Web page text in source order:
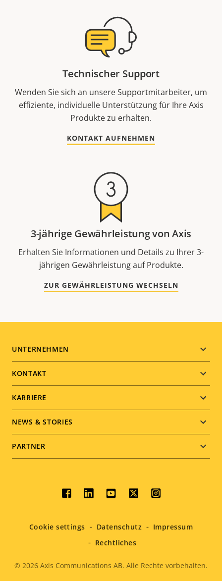
Technischer Support
Wenden Sie sich an unsere Supportmitarbeiter, um
effiziente, individuelle Unterstützung für Ihre Axis
Produkte zu erhalten.
KONTAKT AUFNEHMEN
3-jährige Gewährleistung von Axis
Erhalten Sie Informationen und Details zu Ihrer 3-
jährigen Gewährleistung auf Produkte.
ZUR GEWÄHRLEISTUNG WECHSELN
Footer
menu
UNTERNEHMEN
KONTAKT
KARRIERE
NEWS & STORIES
PARTNER
Social
menu
Legal
© 2026 Axis Communications AB. Alle Rechte vorbehalten.
Cookie settings Datenschutz
Impressum
Rechtliches